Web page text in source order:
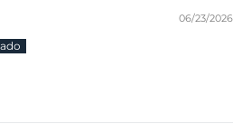
06/23/2026